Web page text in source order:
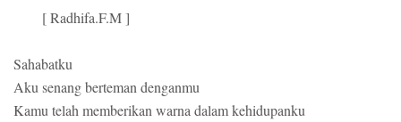
[ Radhifa.F.M ]
Sahabatku
Aku senang berteman denganmu
Kamu telah memberikan warna dalam kehidupanku